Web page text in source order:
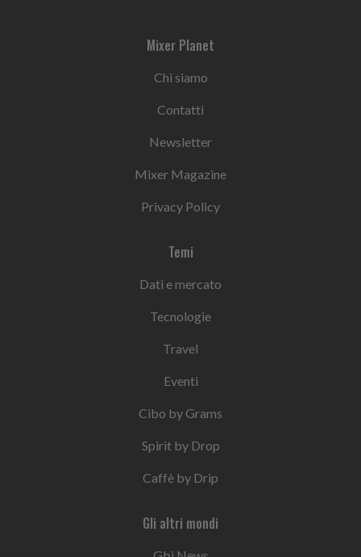
Mixer Planet
Chi siamo
Contatti
Newsletter
Mixer Magazine
Privacy Policy
Temi
Dati e mercato
Tecnologie
Travel
Eventi
Cibo by Grams
Spirit by Drop
Caffè by Drip
Gli altri mondi